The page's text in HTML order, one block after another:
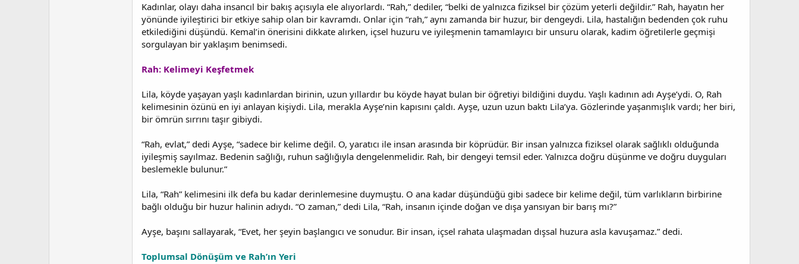
Kadınlar, olayı daha insancıl bir bakış açısıyla ele alıyorlardı. “Rah,” dediler, “belki de yalnızca fiziksel bir çözüm yeterli değildir.” Rah, hayatın her
yönünde iyileştirici bir etkiye sahip olan bir kavramdı. Onlar için “rah,” aynı zamanda bir huzur, bir dengeydi. Lila, hastalığın bedenden çok ruhu
etkilediğini düşündü. Kemal’in önerisini dikkate alırken, içsel huzuru ve iyileşmenin tamamlayıcı bir unsuru olarak, kadim öğretilerle geçmişi
sorgulayan bir yaklaşım benimsedi.
Rah: Kelimeyi Keşfetmek
Lila, köyde yaşayan yaşlı kadınlardan birinin, uzun yıllardır bu köyde hayat bulan bir öğretiyi bildiğini duydu. Yaşlı kadının adı Ayşe’ydi. O, Rah
kelimesinin özünü en iyi anlayan kişiydi. Lila, merakla Ayşe’nin kapısını çaldı. Ayşe, uzun uzun baktı Lila’ya. Gözlerinde yaşanmışlık vardı; her biri,
bir ömrün sırrını taşır gibiydi.
“Rah, evlat,” dedi Ayşe, “sadece bir kelime değil. O, yaratıcı ile insan arasında bir köprüdür. Bir insan yalnızca fiziksel olarak sağlıklı olduğunda
iyileşmiş sayılmaz. Bedenin sağlığı, ruhun sağlığıyla dengelenmelidir. Rah, bir dengeyi temsil eder. Yalnızca doğru düşünme ve doğru duyguları
beslemekle bulunur.”
Lila, “Rah” kelimesini ilk defa bu kadar derinlemesine duymuştu. O ana kadar düşündüğü gibi sadece bir kelime değil, tüm varlıkların birbirine
bağlı olduğu bir huzur halinin adıydı. “O zaman,” dedi Lila, “Rah, insanın içinde doğan ve dışa yansıyan bir barış mı?”
Ayşe, başını sallayarak, “Evet, her şeyin başlangıcı ve sonudur. Bir insan, içsel rahata ulaşmadan dışsal huzura asla kavuşamaz.” dedi.
Toplumsal Dönüşüm ve Rah’ın Yeri